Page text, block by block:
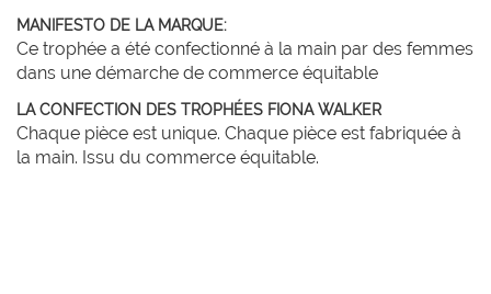
MANIFESTO DE LA MARQUE:
Ce trophée a été confectionné à la main par des femmes
dans une démarche de commerce équitable
LA CONFECTION DES TROPHÉES FIONA WALKER
Chaque pièce est unique. Chaque pièce est fabriquée à
la main. Issu du commerce équitable.